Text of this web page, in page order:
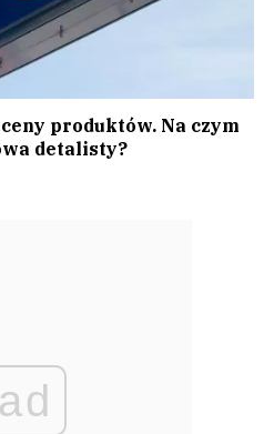
produktów. Na czym
detalisty?
ad